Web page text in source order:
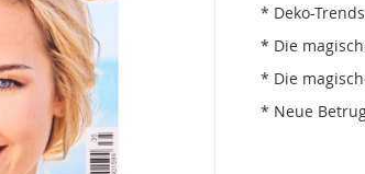
* Deko-
* Die
* Die
* Neue